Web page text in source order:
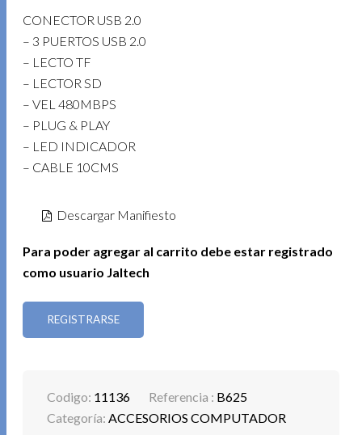
CONECTOR USB 2.0
– 3 PUERTOS USB 2.0
– LECTO TF
– LECTOR SD
– VEL 480MBPS
– PLUG & PLAY
– LED INDICADOR
– CABLE 10CMS
Descargar Manifiesto
Para poder agregar al carrito debe estar registrado
como usuario Jaltech
REGISTRARSE
Codigo: 11136 Referencia : B625
Categoría: ACCESORIOS COMPUTADOR